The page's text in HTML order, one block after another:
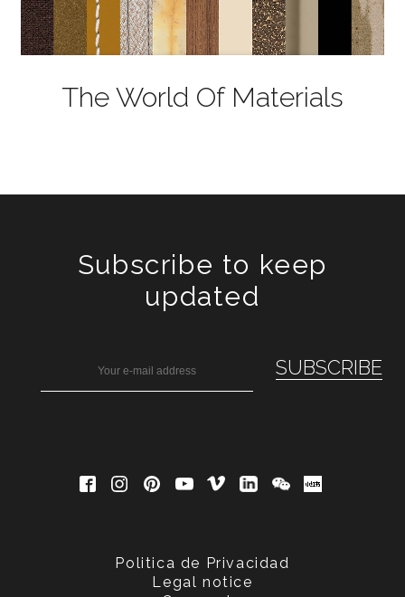
The World Of Materials
Subscribe to keep
updated
Politica de Privacidad
Legal notice